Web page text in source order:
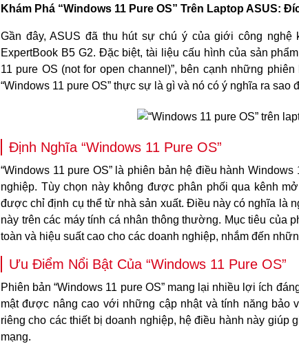
Khám Phá “Windows 11 Pure OS” Trên Laptop ASUS:
Gần đây, ASUS đã thu hút sự chú ý của giới công nghệ
ExpertBook B5 G2. Đặc biệt, tài liệu cấu hình của sản
11 pure OS (not for open channel)”, bên cạnh những
“Windows 11 pure OS” thực sự là gì và nó có ý nghĩa ra
Định Nghĩa “Windows 11 Pure OS”
“Windows 11 pure OS” là phiên bản hệ điều hành
nghiệp. Tùy chọn này không được phân phối qua kênh
được chỉ định cụ thể từ nhà sản xuất. Điều này có nghĩa là
này trên các máy tính cá nhân thông thường. Mục tiêu của
toàn và hiệu suất cao cho các doanh nghiệp, nhắm đến
Ưu Điểm Nổi Bật Của “Windows 11 Pure OS”
Phiên bản “Windows 11 pure OS” mang lại nhiều lợi ích
mật được nâng cao với những cập nhật và tính năng bảo
riêng cho các thiết bị doanh nghiệp, hệ điều hành này giúp
mạng.